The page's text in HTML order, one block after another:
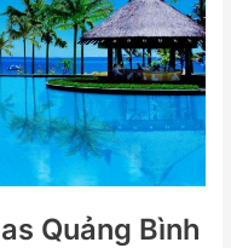
Quảng Bình